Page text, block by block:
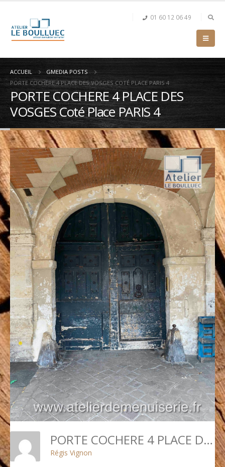
01 60 12 06 49
ACCUEIL
GMEDIA POSTS
PORTE COCHERE 4 PLACE DES VOSGES COTÉ PLACE PARIS 4
PORTE COCHERE 4 PLACE DES
VOSGES Coté Place PARIS 4
PORTE COCHERE 4 PLACE DES VOSGES Coté Place PARIS 4
Régis Vignon